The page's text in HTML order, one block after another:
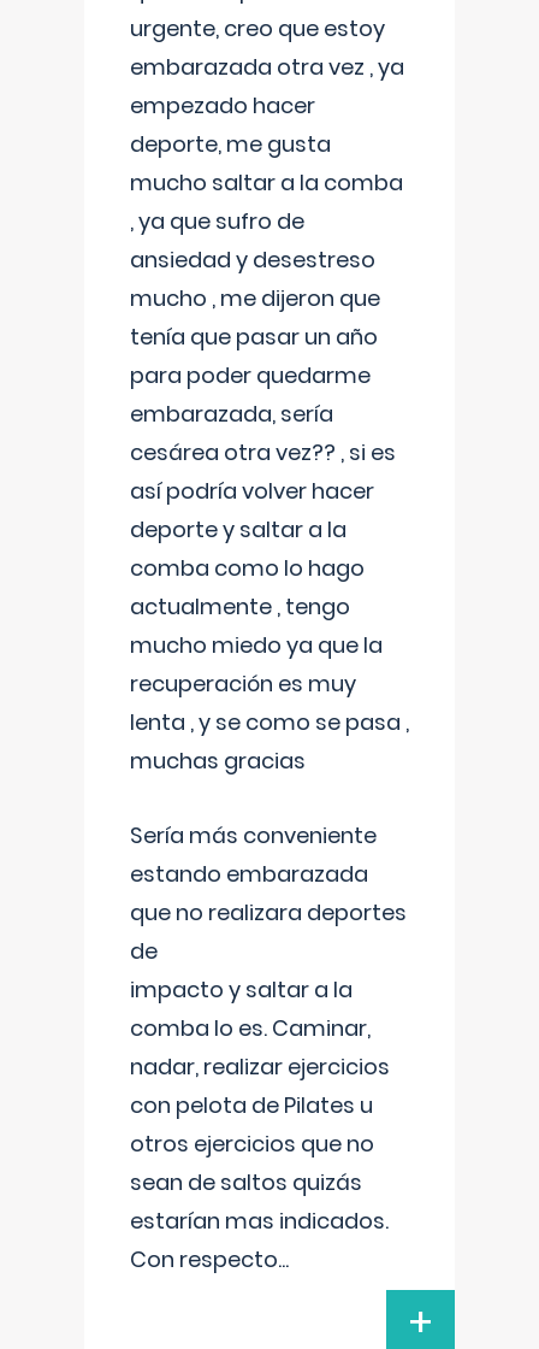
urgente, creo que estoy
embarazada otra vez , ya
empezado hacer
deporte, me gusta
mucho saltar a la comba
, ya que sufro de
ansiedad y desestreso
mucho , me dijeron que
tenía que pasar un año
para poder quedarme
embarazada, sería
cesárea otra vez?? , si es
así podría volver hacer
deporte y saltar a la
comba como lo hago
actualmente , tengo
mucho miedo ya que la
recuperación es muy
lenta , y se como se pasa ,
muchas gracias
Sería más conveniente
estando embarazada
que no realizara deportes
de
impacto y saltar a la
comba lo es. Caminar,
nadar, realizar ejercicios
con pelota de Pilates u
otros ejercicios que no
sean de saltos quizás
estarían mas indicados.
Con respecto...
+